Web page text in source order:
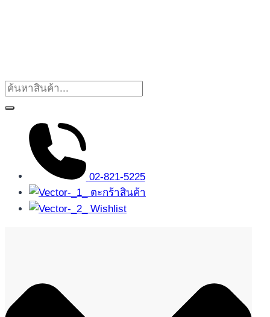
02-821-5225
ตะกร้าสินค้า
Wishlist